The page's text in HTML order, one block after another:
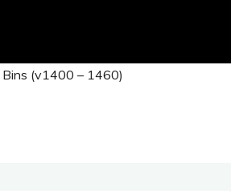
Bins (v1400 – 1460)